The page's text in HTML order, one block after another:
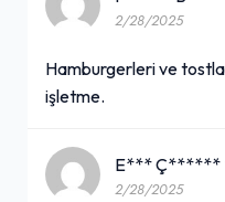
2/28/2025
Hamburgerleri ve
işletme.
E*** Ç******
2/28/2025